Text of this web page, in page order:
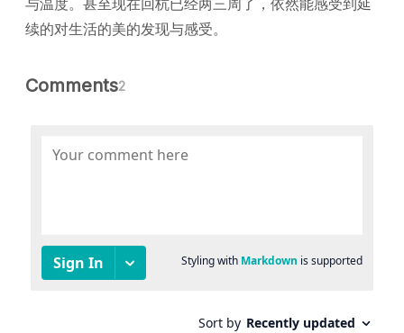
与温度。甚至现在回杭已经两三周了，依然能感受到延
续的对生活的美的发现与感受。
Comments2